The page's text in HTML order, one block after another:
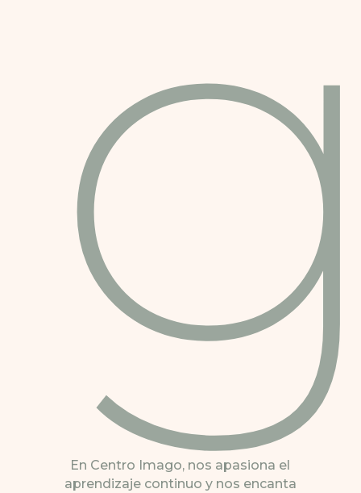
En Centro Imago, nos apasiona el
aprendizaje continuo y nos encanta